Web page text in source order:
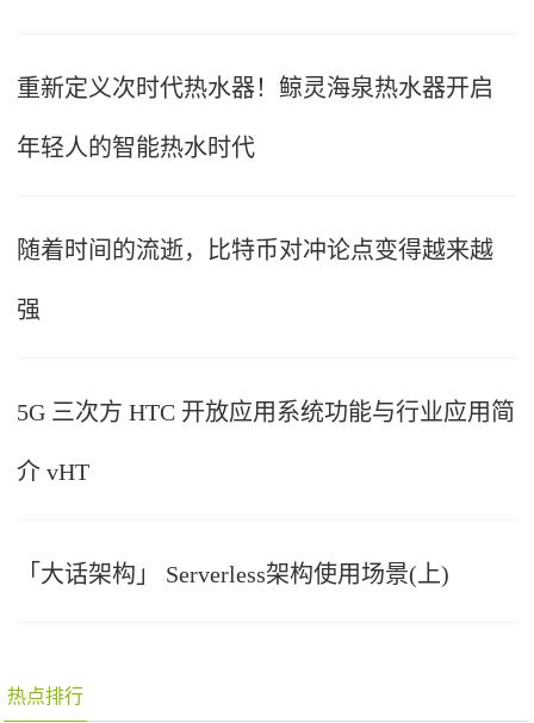
重新定义次时代热水器！鲸灵海泉热水器开启
年轻人的智能热水时代
随着时间的流逝，比特币对冲论点变得越来越
强
5G 三次方 HTC 开放应用系统功能与行业应用简
介 vHT
「大话架构」 Serverless架构使用场景(上)
热点排行